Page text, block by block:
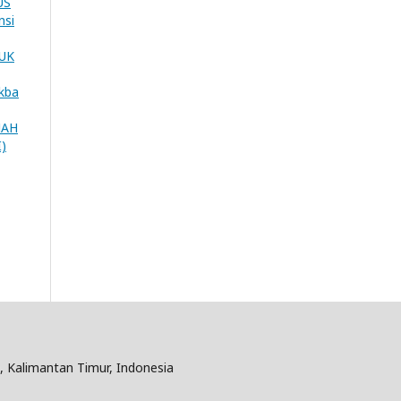
Kalimantan Timur, Indonesia